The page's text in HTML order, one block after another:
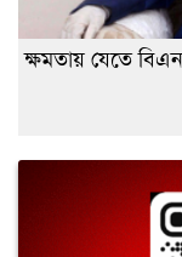
ক্ষমতায় যেতে